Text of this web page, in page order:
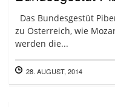
Das Bundesgestüt
zu Österreich, wie
werden die...
28. AUGUST, 2014